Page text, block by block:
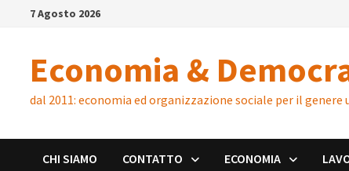
7 Agosto 2026
Economia &
dal 2011: economia ed organizzazione sociale per il genere
CHI SIAMO CONTATTO ECONOMIA